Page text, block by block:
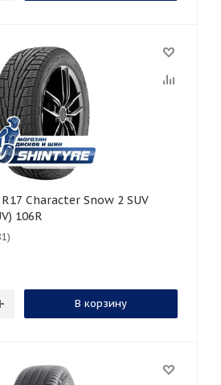
106R
В корзину